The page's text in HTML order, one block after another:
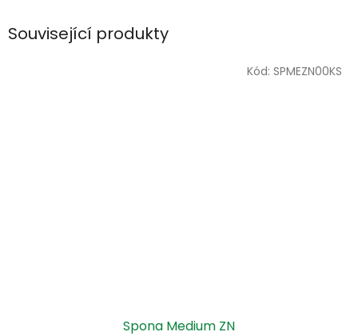
Související produkty
Spona Medium ZN
Kód: SPMEZN00KS